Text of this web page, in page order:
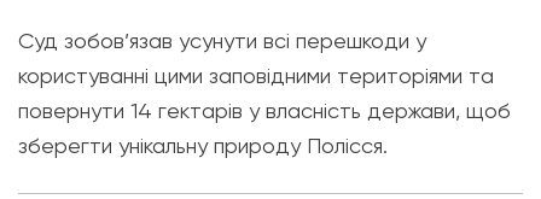
Суд зобов’язав усунути всі перешкоди у
користуванні цими заповідними територіями та
повернути 14 гектарів у власність держави, щоб
зберегти унікальну природу Полісся.